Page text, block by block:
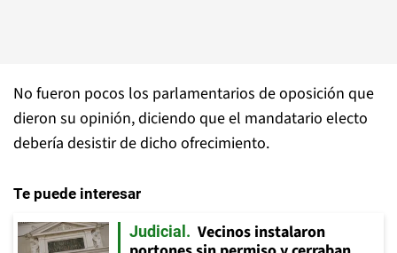
No fueron pocos los parlamentarios de oposición que
dieron su opinión, diciendo que el mandatario electo
debería desistir de dicho ofrecimiento.
Te puede interesar
Judicial
Vecinos instalaron